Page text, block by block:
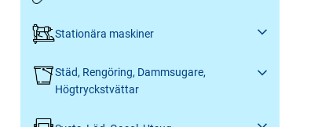
Stationära maskiner
Städ, Rengöring, Dammsugare,
Högtryckstvättar